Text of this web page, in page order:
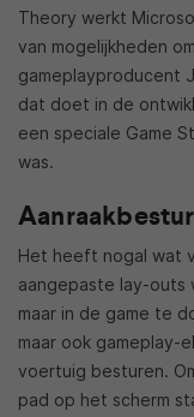
Theory werkt
van mogelijkheden
gameplayproducent
dat doet in de
een speciale Game
was.
Het heeft nogal wat
aangepaste lay-outs
maar in de game te
maar ook gameplay-
voertuig besturen.
pad op het scherm